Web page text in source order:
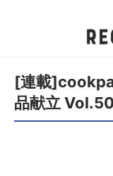
[連載
品献立 Vol.50